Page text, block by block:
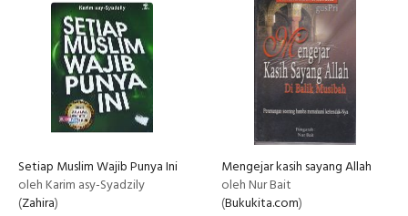
Setiap Muslim Wajib Punya Ini
oleh Karim asy-Syadzily
(Zahira)
Mengejar kasih sayang Allah
oleh Nur Bait
(Bukukita.com)